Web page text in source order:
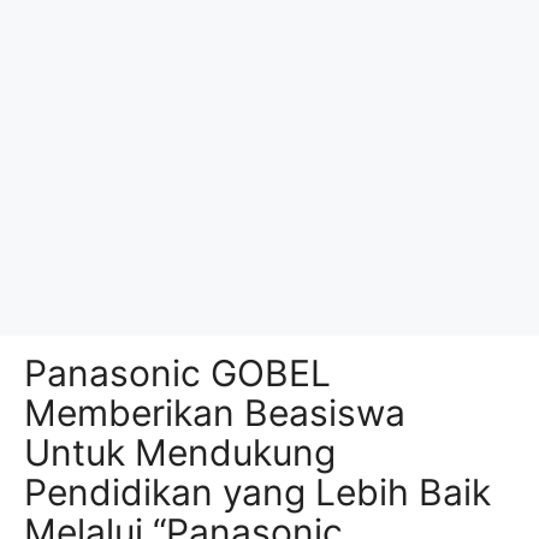
Panasonic GOBEL
Memberikan Beasiswa
Untuk Mendukung
Pendidikan yang Lebih Baik